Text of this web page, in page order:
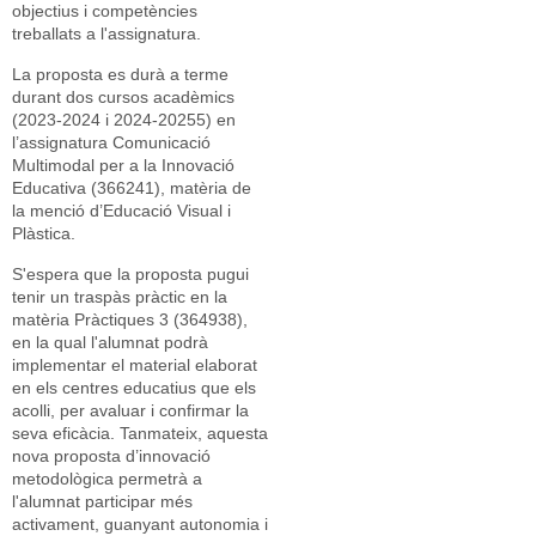
objectius i competències
treballats a l'assignatura.
La proposta es durà a terme
durant dos cursos acadèmics
(2023-2024 i 2024-20255) en
l’assignatura Comunicació
Multimodal per a la Innovació
Educativa (366241), matèria de
la menció d’Educació Visual i
Plàstica.
S'espera que la proposta pugui
tenir un traspàs pràctic en la
matèria Pràctiques 3 (364938),
en la qual l'alumnat podrà
implementar el material elaborat
en els centres educatius que els
acolli, per avaluar i confirmar la
seva eficàcia. Tanmateix, aquesta
nova proposta d’innovació
metodològica permetrà a
l'alumnat participar més
activament, guanyant autonomia i